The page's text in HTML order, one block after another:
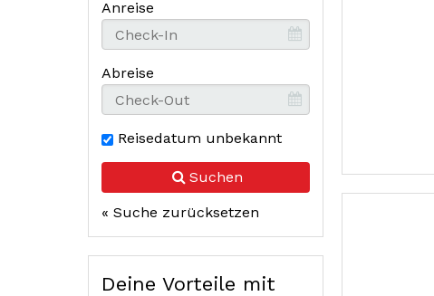
Anreise
Abreise
Reisedatum unbekannt
Suchen
« Suche zurücksetzen
Deine Vorteile mit